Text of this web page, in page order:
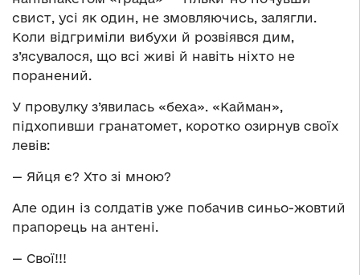
свист, усі як один, не змовляючись, залягли.
Коли відгриміли вибухи й розвіявся дим,
з’ясувалося, що всі живі й навіть ніхто не
поранений.
У провулку з’явилась «беха». «Кайман»,
підхопивши гранатомет, коротко озирнув своїх
левів:
— Яйця є? Хто зі мною?
Але один із солдатів уже побачив синьо-жовтий
прапорець на антені.
— Свої!!!